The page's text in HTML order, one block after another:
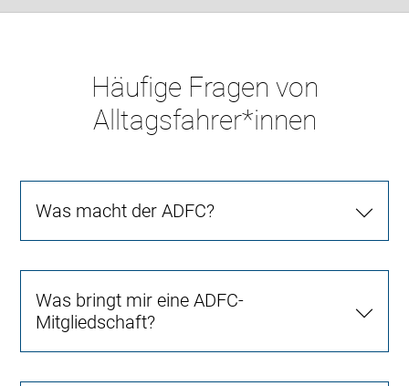
Häufige Fragen von
Alltagsfahrer*innen
Was macht der ADFC?
Was bringt mir eine ADFC-
Mitgliedschaft?